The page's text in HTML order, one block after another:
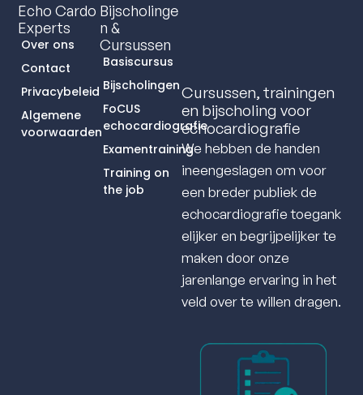
Cursussen, trainingen
en bijscholing voor
echocardiografie
We hebben de handen
ineengeslagen om voor
een breder publiek de
echocardiografie toegank
elijker en begrijpelijker te
maken door onze
jarenlange ervaring in het
veld over te willen dragen.
Echo Cardo
Experts
Over ons
Contact
Privacybeleid
Algemene
voorwaarden
Bijscholinge
N &
Cursussen
Basiscursus
Bijscholingen
FoCUS
echocardiografie
Examentraining
Training on
the job